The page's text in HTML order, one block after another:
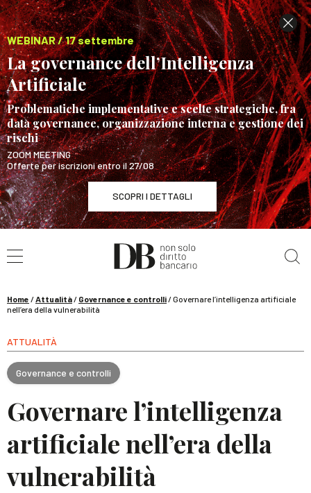
WEBINAR / 17 settembre
La governance dell’Intelligenza
Artificiale
Problematiche implementative e scelte strategiche, fra
data governance, organizzazione interna e gestione dei
rischi
ZOOM MEETING
Offerte per iscrizioni entro il 27/08
SCOPRI I DETTAGLI
WEBINAR / 17 settembre
La governance dell’Intelligenza Artificiale
Home /Attualità/ Governance e controlli/Governare l’intelligenza artificiale
nell’era della vulnerabilità
ATTUALITÀ
Governance e controlli
Governare l’intelligenza
artificiale nell’era della
vulnerabilità